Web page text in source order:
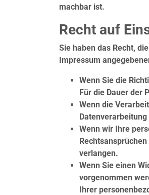
machbar ist.
Recht auf
Sie haben das Recht,
Impressum
Wenn Sie die
Für die Dauer der
Wenn die
Wenn wir Ihre
verlangen.
Wenn Sie einen
vorgenommen
Ihrer